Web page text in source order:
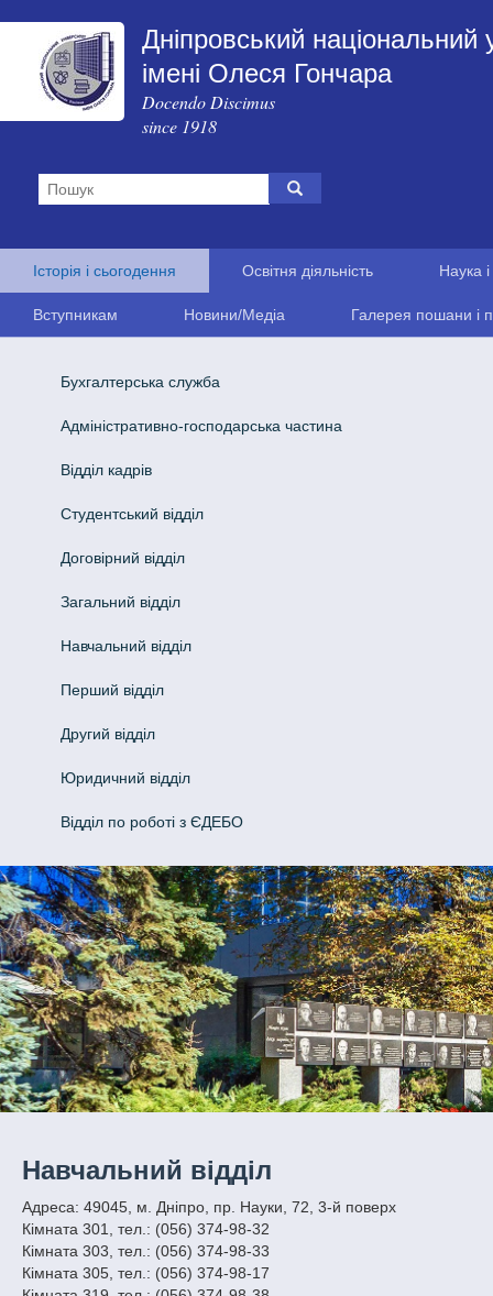
Дніпровський національний
імені Олеся Гончара
Docendo Discimus
since 1918
Історія і сьогодення Освітня діяльність Наука
Вступникам Новини/Медіа Галерея пошани і
Бухгалтерська служба
Адміністративно-господарська частина
Відділ кадрів
Студентський відділ
Договірний відділ
Загальний відділ
Навчальний відділ
Перший відділ
Другий відділ
Юридичний відділ
Відділ по роботі з ЄДЕБО
Навчальний відділ
Адреса: 49045, м. Дніпро, пр. Науки, 72, 3-й поверх
Кімната 301, тел.: (056) 374-98-32
Кімната 303, тел.: (056) 374-98-33
Кімната 305, тел.: (056) 374-98-17